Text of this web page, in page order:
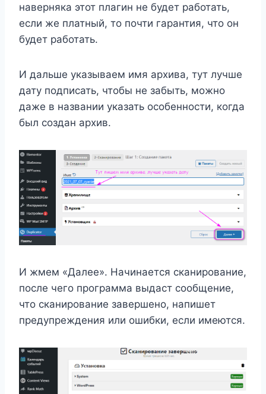
наверняка этот плагин не будет работать,
если же платный, то почти гарантия, что он
будет работать.
И дальше указываем имя архива, тут лучше
дату подписать, чтобы не забыть, можно
даже в названии указать особенности, когда
был создан архив.
И жмем «Далее». Начинается сканирование,
после чего программа выдаст сообщение,
что сканирование завершено, напишет
предупреждения или ошибки, если имеются.